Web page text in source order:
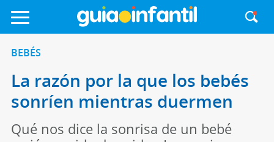
BEBÉS
La razón por la que los bebés
sonríen mientras duermen
Qué nos dice la sonrisa de un bebé